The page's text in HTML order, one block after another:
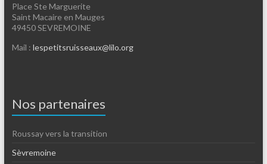
Place Ste Marguerite
Saint Macaire en Mauges
49450 SEVREMOINE
Mail : lespetitsruisseaux@lilo.org
Nos partenaires
Roussay vers la transition
Sèvremoine